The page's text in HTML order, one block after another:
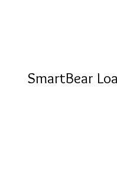
SmartBear